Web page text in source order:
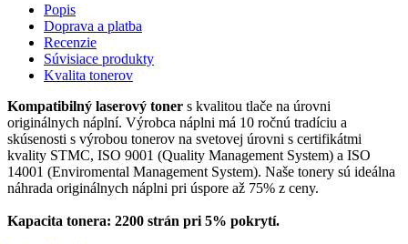
Popis
Doprava a platba
Recenzie
Súvisiace produkty
Kvalita tonerov
Kompatibilný laserový toner s kvalitou tlače na úrovni
originálnych náplní. Výrobca náplni má 10 ročnú tradíciu a
skúsenosti s výrobou tonerov na svetovej úrovni s certifikátmi
kvality STMC, ISO 9001 (Quality Management System) a ISO
14001 (Enviromental Management System). Naše tonery sú ideálna
náhrada originálnych náplni pri úspore až 75% z ceny.
Kapacita tonera: 2200 strán pri 5% pokrytí.